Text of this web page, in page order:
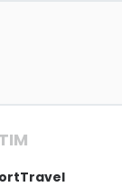
Travel